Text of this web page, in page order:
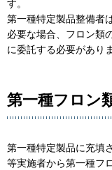
す。
第一種特定製品整備者
必要な場合、フロン類
に委託する必要があり
第一種フロン
第一種特定製品に充填
等実施者から第一種フ